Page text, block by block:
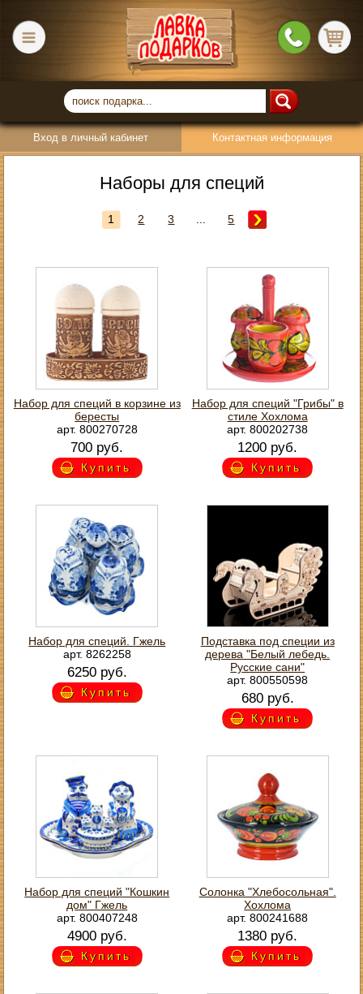
Вход в личный кабинет Контактная информация
Наборы для специй
1 2 3 5
Набор для специй в корзине из
бересты
арт. 800270728
700 руб.
Купить
Набор для специй "Грибы" в
стиле Хохлома
арт. 800202738
1200 руб.
Купить
Набор для специй. Гжель
арт. 8262258
6250 руб.
Купить
Подставка под специи из
дерева "Белый лебедь.
Русские сани"
арт. 800550598
680 руб.
Купить
Набор для специй "Кошкин
дом" Гжель
арт. 800407248
4900 руб.
Купить
Солонка "Хлебосольная".
Хохлома
арт. 800241688
1380 руб.
Купить